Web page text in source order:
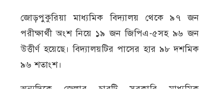
জোড়পুকুরিয়া মাধ্যমিক বিদ্যালয় থেকে ৯৭ জন
পরীক্ষার্থী অংশ নিয়ে ১৯ জন জিপিএ-৫সহ ৯৬ জন
উত্তীর্ণ হয়েছে। বিদ্যালয়টির পাসের হার ৯৮ দশমিক
৯৬ শতাংশ।
অন্যদিকে জেলার চারটি সরকারি মাধ্যমিক